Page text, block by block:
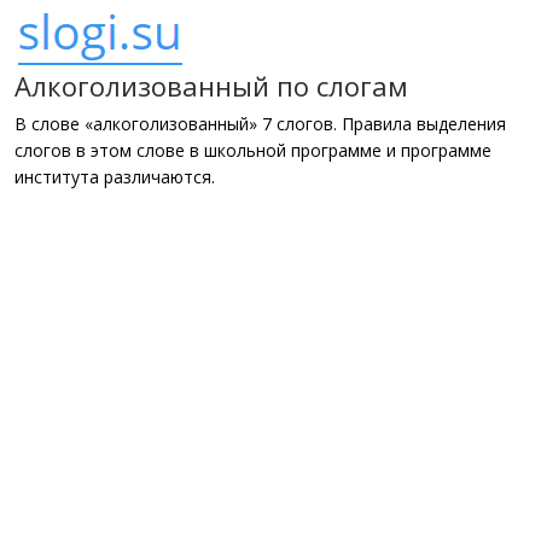
Алкоголизованный по слогам
В слове «алкоголизованный» 7 слогов. Правила выделения
слогов в этом слове в школьной программе и программе
института различаются.